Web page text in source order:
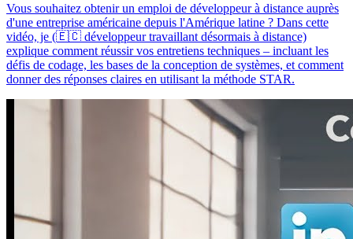
Vous souhaitez obtenir un emploi de développeur à distance auprès
d'une entreprise américaine depuis l'Amérique latine ? Dans cette
vidéo, je (🇪🇨 développeur travaillant désormais à distance)
explique comment réussir vos entretiens techniques – incluant les
défis de codage, les bases de la conception de systèmes, et comment
donner des réponses claires en utilisant la méthode STAR.